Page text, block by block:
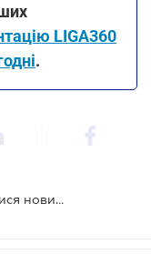
LIGA360
.
У Кримінальному кодексі може з'явитися новий вид покарання - пробаційний нагляд